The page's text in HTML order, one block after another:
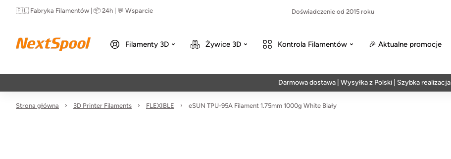
🇵🇱 Fabryka Filamentów | 📦 24h | 💬 Wsparcie Doświadczenie od 2015 roku
Filamenty 3D Żywice 3D Kontrola Filamentów 🎉 Aktualne promocje
Darmowa dostawa | Wysyłka z Polski | Szybka realizacja w 24h
Strona główna 3D Printer Filaments FLEXIBLE eSUN TPU-95A Filament 1.75mm 1000g White Biały